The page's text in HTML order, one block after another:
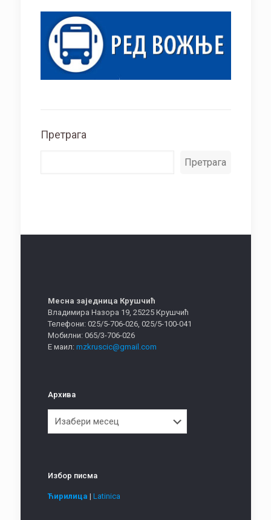
Претрага
Претрага
Месна заједница Крушчић
Владимира Назора 19, 25225 Крушчић
Телефони: 025/5-706-026, 025/5-100-041
Мобилни: 065/3-706-026
Е маил: mzkruscic@gmail.com
Архива
Избор писма
Ћирилица | Latinica